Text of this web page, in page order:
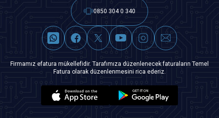
0850 304 0 340
Firmamız efatura mükellefidir. Tarafımıza düzenlenecek faturaların Temel
Fatura olarak düzenlenmesini rica ederiz.